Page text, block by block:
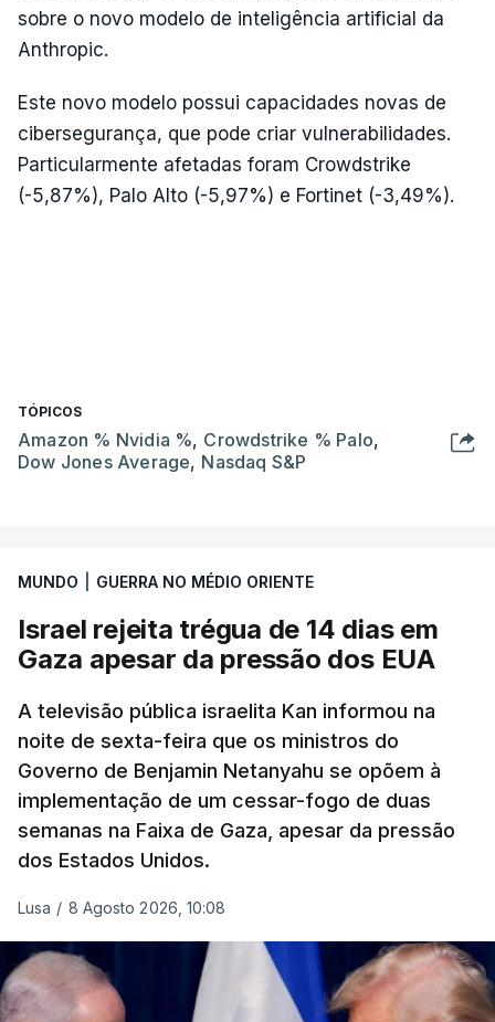
sobre o novo modelo de inteligência artificial da
Anthropic.
Este novo modelo possui capacidades novas de
cibersegurança, que pode criar vulnerabilidades.
Particularmente afetadas foram Crowdstrike
(-5,87%), Palo Alto (-5,97%) e Fortinet (-3,49%).
TÓPICOS
Amazon % Nvidia %, Crowdstrike % Palo,
Dow Jones Average, Nasdaq S&P
MUNDO GUERRA NO MÉDIO ORIENTE
Israel rejeita trégua de 14 dias em
Gaza apesar da pressão dos EUA
A televisão pública israelita Kan informou na
noite de sexta-feira que os ministros do
Governo de Benjamin Netanyahu se opõem à
implementação de um cessar-fogo de duas
semanas na Faixa de Gaza, apesar da pressão
dos Estados Unidos.
Lusa / 8 Agosto 2026, 10:08